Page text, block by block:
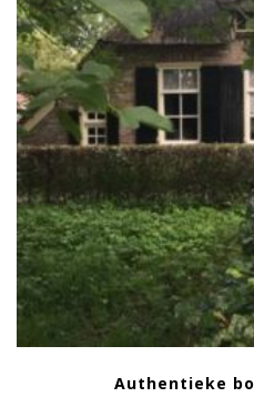
Authentieke